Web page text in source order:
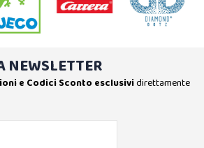
NEWSLETTER
e Codici Sconto esclusividirettamente